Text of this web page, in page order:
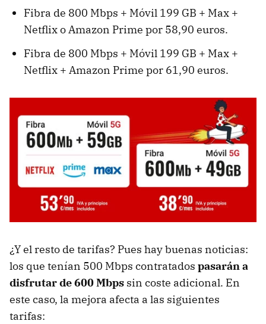
Fibra de 800 Mbps + Móvil 199 GB + Max +
Netflix o Amazon Prime por 58,90 euros.
Fibra de 800 Mbps + Móvil 199 GB + Max +
Netflix + Amazon Prime por 61,90 euros.
¿Y el resto de tarifas? Pues hay buenas noticias:
los que tenían 500 Mbps contratados pasarán a
disfrutar de 600 Mbps sin coste adicional. En
este caso, la mejora afecta a las siguientes
tarifas: